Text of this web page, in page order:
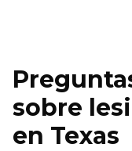
sobre
en Texas